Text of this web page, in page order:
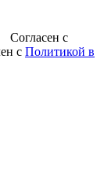
Согласен с
с Политикой в